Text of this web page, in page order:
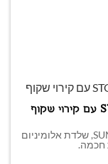
פרגולת פרימיום עם קירוי דמוי זכוכית SUNGLAZE, שלדת אלומיניום
חכמה.